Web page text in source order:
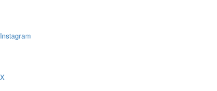
Instagram
X